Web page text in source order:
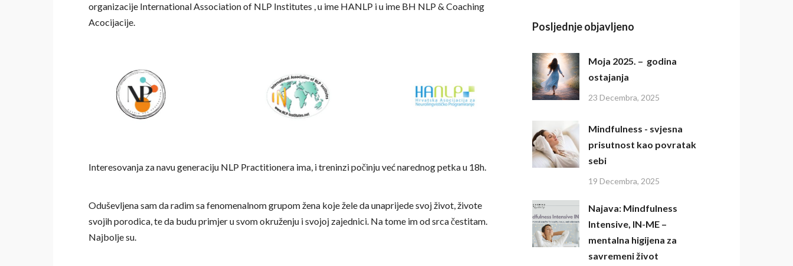
organizacije International Association of NLP Institutes , u ime HANLP i u ime BH NLP & Coaching
Acocijacije.
Interesovanja za navu generaciju NLP Practitionera ima, i treninzi počinju već narednog petka u 18h.
Oduševljena sam da radim sa fenomenalnom grupom žena koje žele da unaprijede svoj život, živote
svojih porodica, te da budu primjer u svom okruženju i svojoj zajednici. Na tome im od srca čestitam.
Najbolje su.
Posljednje objavljeno
Moja 2025. – godina
ostajanja
23 Decembra, 2025
Mindfulness - svjesna
prisutnost kao povratak
sebi
19 Decembra, 2025
Najava: Mindfulness
Intensive, IN-ME –
mentalna higijena za
savremeni život